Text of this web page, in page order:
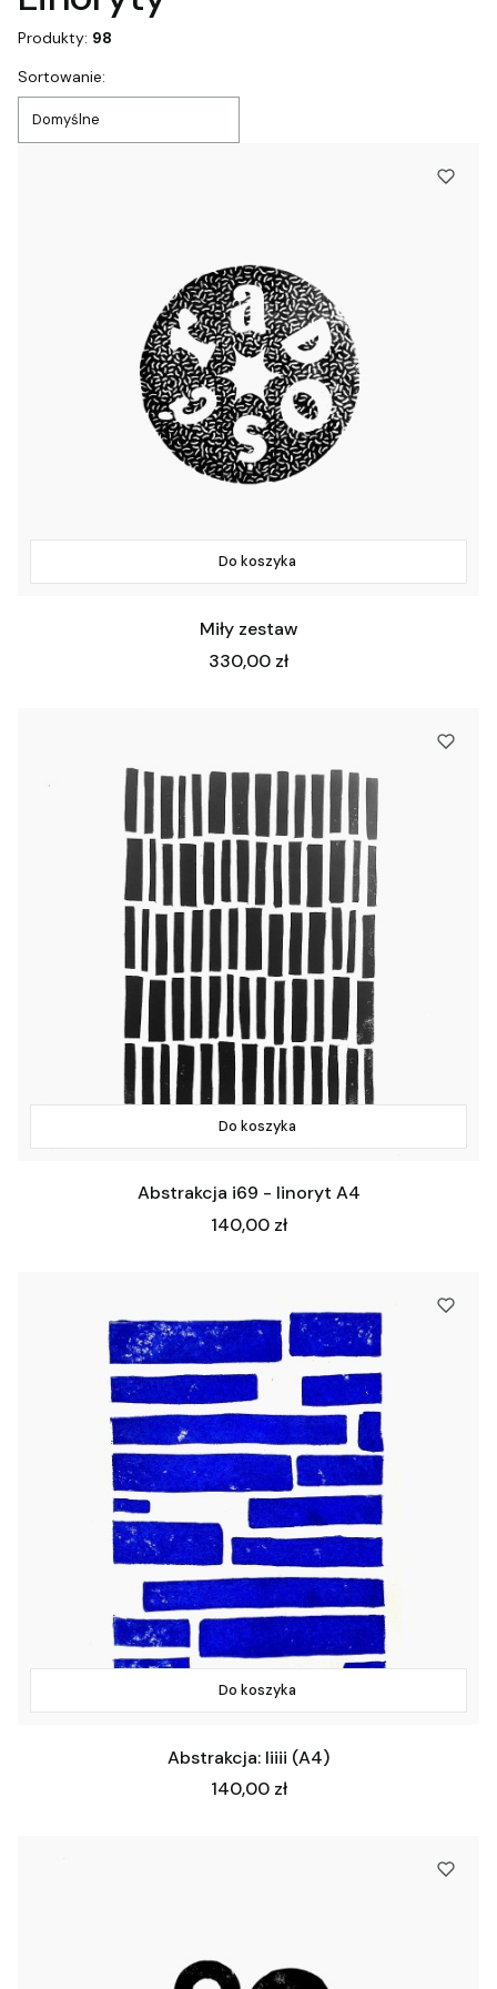
Produkty: 98
Lista produktów
Sortowanie:
Domyślne
Do koszyka
Miły zestaw
Cena
330,00 zł
Do koszyka
Abstrakcja i69 - linoryt A4
Cena
140,00 zł
Do koszyka
Abstrakcja: Iiiii (A4)
Cena
140,00 zł